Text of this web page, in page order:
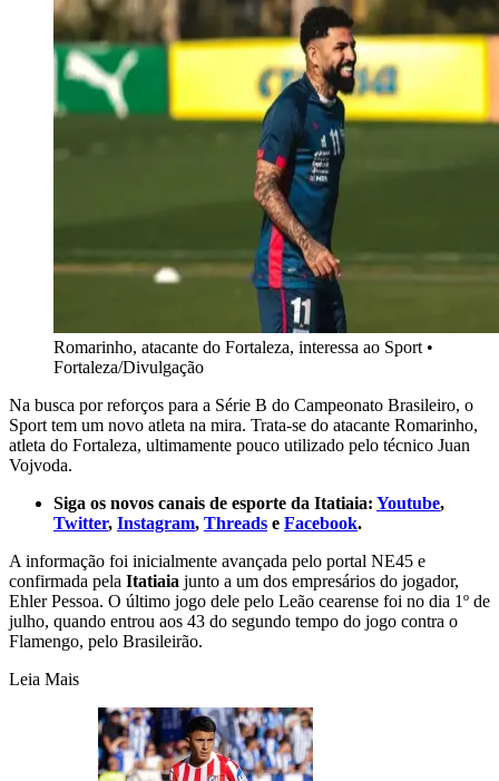
Romarinho, atacante do Fortaleza, interessa ao Sport •
Fortaleza/Divulgação
Na busca por reforços para a Série B do Campeonato Brasileiro, o
Sport tem um novo atleta na mira. Trata-se do atacante Romarinho,
atleta do Fortaleza, ultimamente pouco utilizado pelo técnico Juan
Vojvoda.
Siga os novos canais de esporte da Itatiaia: Youtube,
Twitter, Instagram, Threads e Facebook.
A informação foi inicialmente avançada pelo portal NE45 e
confirmada pela Itatiaia junto a um dos empresários do jogador,
Ehler Pessoa. O último jogo dele pelo Leão cearense foi no dia 1º de
julho, quando entrou aos 43 do segundo tempo do jogo contra o
Flamengo, pelo Brasileirão.
Leia Mais